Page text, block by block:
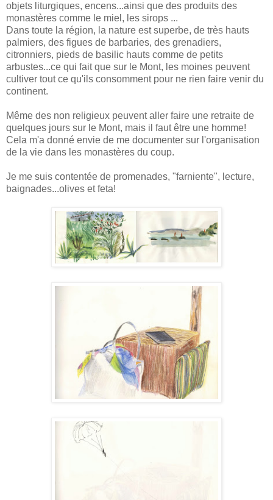
objets liturgiques, encens...ainsi que des produits des
monastères comme le miel, les sirops ...
Dans toute la région, la nature est superbe, de très hauts
palmiers, des figues de barbaries, des grenadiers,
citronniers, pieds de basilic hauts comme de petits
arbustes...ce qui fait que sur le Mont, les moines peuvent
cultiver tout ce qu'ils consomment pour ne rien faire venir du
continent.
Même des non religieux peuvent aller faire une retraite de
quelques jours sur le Mont, mais il faut être une homme!
Cela m'a donné envie de me documenter sur l'organisation
de la vie dans les monastères du coup.
Je me suis contentée de promenades, "farniente", lecture,
baignades...olives et feta!